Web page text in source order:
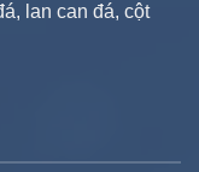
lan can đá, cột